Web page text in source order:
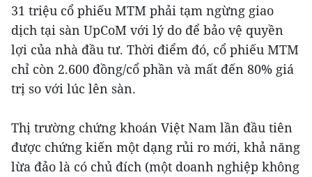
31 triệu cổ phiếu MTM phải tạm ngừng giao
dịch tại sàn UpCoM với lý do để bảo vệ quyền
lợi của nhà đầu tư. Thời điểm đó, cổ phiếu MTM
chỉ còn 2.600 đồng/cổ phần và mất đến 80% giá
trị so với lúc lên sàn.
Thị trường chứng khoán Việt Nam lần đầu tiên
được chứng kiến một dạng rủi ro mới, khả năng
lừa đảo là có chủ đích (một doanh nghiệp không